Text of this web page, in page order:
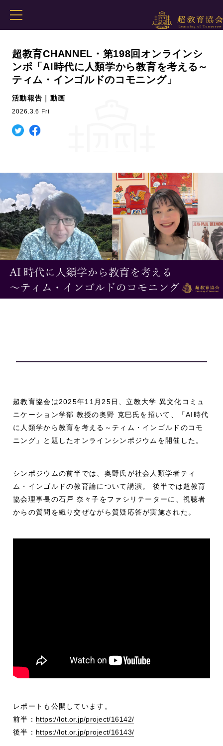
超教育CHANNEL・第198回オンラインシ
ンポ「AI時代に人類学から教育を考える～
ティム・インゴルドのコモニング」
活動報告｜動画
2026.3.6 Fri
超教育協会は2025年11月25日、立教大学 異文化コミュ
ニケーション学部 教授の奥野 克巳氏を招いて、「AI時代
に人類学から教育を考える～ティム・インゴルドのコモ
ニング」と題したオンラインシンポジウムを開催した。
シンポジウムの前半では、奥野氏が社会人類学者ティ
ム・インゴルドの教育論について講演。 後半では超教育
協会理事長の石戸 奈々子をファシリテーターに、視聴者
からの質問を織り交ぜながら質疑応答が実施された。
レポートも公開しています。
前半： https://lot.or.jp/project/16142/
後半： https://lot.or.jp/project/16143/